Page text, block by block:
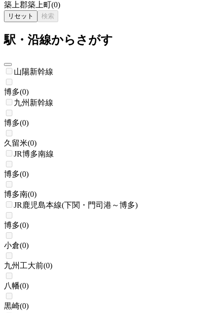
築上郡築上町(0)
リセット 検索
駅・沿線からさがす
山陽新幹線
博多(0)
九州新幹線
博多(0)
久留米(0)
JR博多南線
博多(0)
博多南(0)
JR鹿児島本線(下関・門司港～博多)
博多(0)
小倉(0)
九州工大前(0)
八幡(0)
黒崎(0)